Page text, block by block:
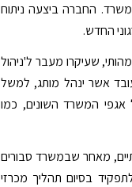
החברה ביצעה ניתוח
החדש.
שעיקרו מעבר ל'ניהול
עובד אשר ינהל מותג, למשל
אגפי המשרד השונים, כמו
מאחר שבמשרד סבורים
בסיום תהליך מכרזי